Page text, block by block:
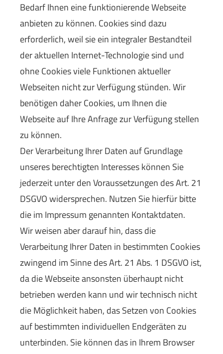
Bedarf Ihnen eine funktionierende Webseite
anbieten zu können. Cookies sind dazu
erforderlich, weil sie ein integraler Bestandteil
der aktuellen Internet-Technologie sind und
ohne Cookies viele Funktionen aktueller
Webseiten nicht zur Verfügung stünden. Wir
benötigen daher Cookies, um Ihnen die
Webseite auf Ihre Anfrage zur Verfügung stellen
zu können.
Der Verarbeitung Ihrer Daten auf Grundlage
unseres berechtigten Interesses können Sie
jederzeit unter den Voraussetzungen des Art. 21
DSGVO widersprechen. Nutzen Sie hierfür bitte
die im Impressum genannten Kontaktdaten.
Wir weisen aber darauf hin, dass die
Verarbeitung Ihrer Daten in bestimmten Cookies
zwingend im Sinne des Art. 21 Abs. 1 DSGVO ist,
da die Webseite ansonsten überhaupt nicht
betrieben werden kann und wir technisch nicht
die Möglichkeit haben, das Setzen von Cookies
auf bestimmten individuellen Endgeräten zu
unterbinden. Sie können das in Ihrem Browser